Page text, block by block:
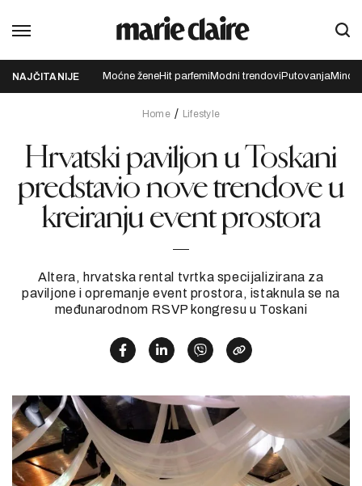
NAJČITANIJE Moćne ženeHit parfemi Modni trendovi Putovanja
Home Lifestyle
Hrvatski paviljon u Toskani
predstavio nove trendove u
kreiranju event prostora
Altera, hrvatska rental tvrtka specijalizirana za
paviljone i opremanje event prostora, istaknula se na
međunarodnom RSVP kongresu u Toskani